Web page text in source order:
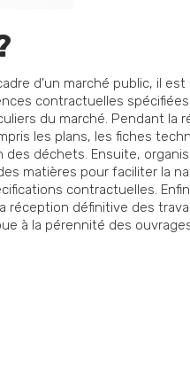
d'un marché public, il
contractuelles
du marché. Pendant la
les plans, les fiches
déchets. Ensuite,
matières pour faciliter la
contractuelles.
définitive des
à la pérennité des